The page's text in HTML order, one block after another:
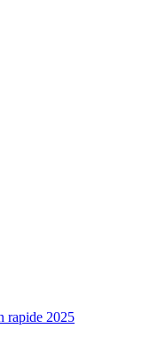
rapide 2025